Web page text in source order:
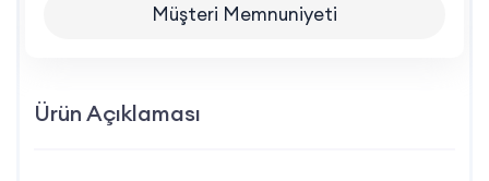
Müşteri Memnuniyeti
Ürün Açıklaması